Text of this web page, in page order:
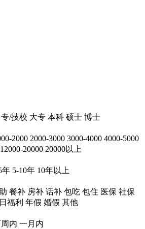
/技校 大专 本科 硕士 博士
2000 2000-3000 3000-4000 4000-5000
12000-20000 20000以上
年 5-10年 10年以上
餐补 房补 话补 包吃 包住 医保 社保
福利 年假 婚假 其他
内 一月内